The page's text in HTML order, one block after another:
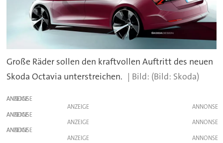
Große Räder sollen den kraftvollen Auftritt des neuen
Skoda Octavia unterstreichen.
(Bild: Skoda)
ANZEIGE
ANZEIGE
ANZEIGE
ANZEIGE
ANZEIGE
ANZEIGE